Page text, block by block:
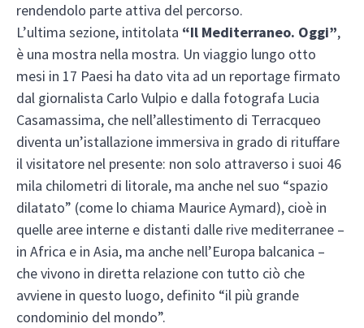
rendendolo parte attiva del percorso.
L’ultima sezione, intitolata “Il Mediterraneo. Oggi”,
è una mostra nella mostra. Un viaggio lungo otto
mesi in 17 Paesi ha dato vita ad un reportage firmato
dal giornalista Carlo Vulpio e dalla fotografa Lucia
Casamassima, che nell’allestimento di Terracqueo
diventa un’istallazione immersiva in grado di rituffare
il visitatore nel presente: non solo attraverso i suoi 46
mila chilometri di litorale, ma anche nel suo “spazio
dilatato” (come lo chiama Maurice Aymard), cioè in
quelle aree interne e distanti dalle rive mediterranee –
in Africa e in Asia, ma anche nell’Europa balcanica –
che vivono in diretta relazione con tutto ciò che
avviene in questo luogo, definito “il più grande
condominio del mondo”.